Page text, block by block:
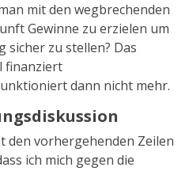
mit den wegbrechenden
Gewinne zu erzielen um
sicher zu stellen? Das
finanziert
dann nicht mehr.
den vorhergehenden Zeilen
ich mich gegen die